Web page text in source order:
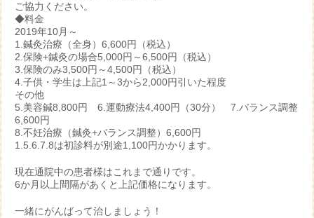
ご協力ください。
◆料金
2019年10月～
1.鍼灸治療（全身）6,600円（税込）
2.保険+鍼灸の場合5,000円～6,500円（税込）
3.保険のみ3,500円～4,500円（税込）
4.子供・学生は上記1～3から2,000円引いた程度
その他
5.美容鍼8,800円 6.運動療法4,400円（30分） 7.バランス調整
6,600円
8.不妊治療（鍼灸+バランス調整）6,600円
1.5.6.7.8は初診料が別途1,100円かかります。
現在通院中の患者様はこれまで通りです。
6か月以上間隔があくと上記価格になります。
一緒にがんばって治しましょう！